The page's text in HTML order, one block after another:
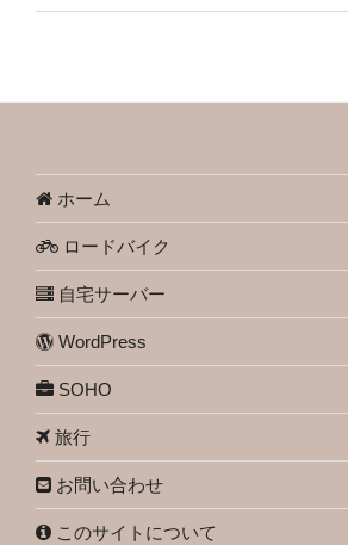
ホーム
ロードバイク
自宅サーバー
WordPress
SOHO
旅行
お問い合わせ
このサイトについて